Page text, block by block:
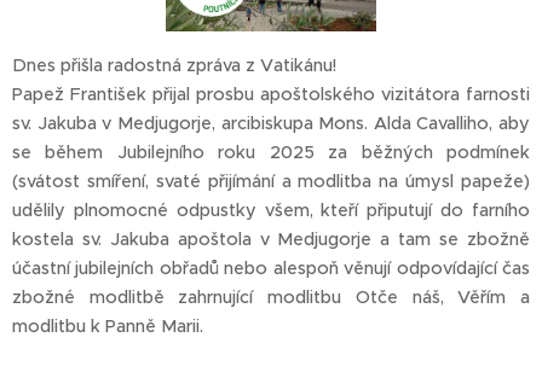
Dnes přišla radostná zpráva z Vatikánu!
Papež František přijal prosbu apoštolského vizitátora farnosti
sv. Jakuba v Medjugorje, arcibiskupa Mons. Alda Cavalliho, aby
se během Jubilejního roku 2025 za běžných podmínek
(svátost smíření, svaté přijímání a modlitba na úmysl papeže)
udělily plnomocné odpustky všem, kteří připutují do farního
kostela sv. Jakuba apoštola v Medjugorje a tam se zbožně
účastní jubilejních obřadů nebo alespoň věnují odpovídající čas
zbožné modlitbě zahrnující modlitbu Otče náš, Věřím a
modlitbu k Panně Marii.